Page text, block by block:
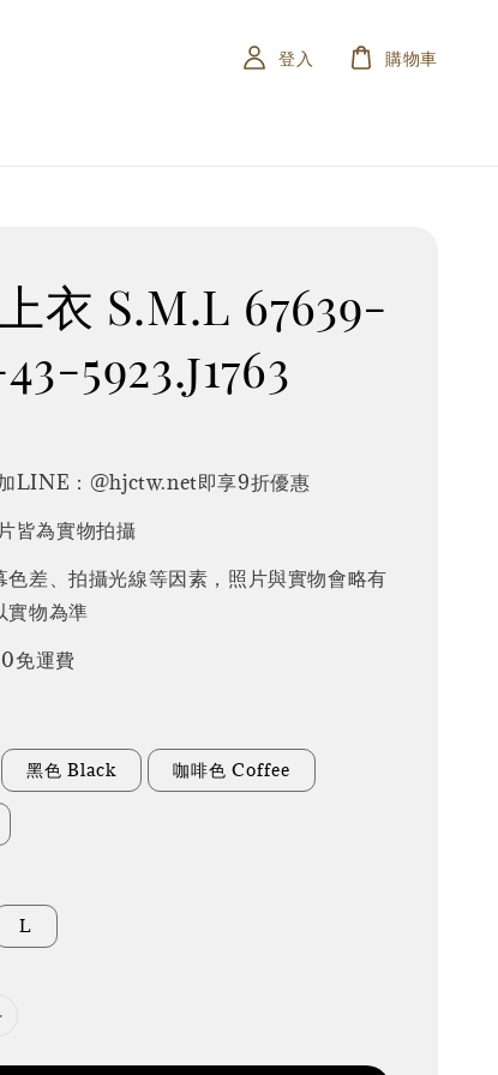
登入 購物車
衣 S.M.L 67639-
5923.j1763
LINE：@hjctw.net即享9折優惠
皆為實物拍攝
色差、拍攝光線等因素，照片與實物會略有
實物為準
免運費
黑色 Black 咖啡色 Coffee
L